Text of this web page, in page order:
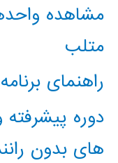
مشاهده
متلب
راهنمای
دوره
های بدون